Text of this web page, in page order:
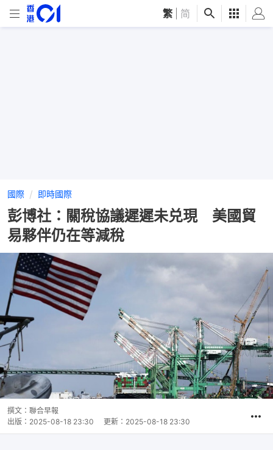
繁 简
國際 即時國際
彭博社：關稅協議遲遲未兑現 美國貿
易夥伴仍在等減稅
撰文： 聯合早報
出版： 2025-08-18 23:30 更新： 2025-08-18 23:30